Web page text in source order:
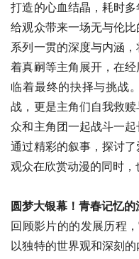
打造的心血结晶，耗时
给观众带来一场无与伦
系列一贯的深度与内涵
着真嗣等主角展开，在
临着最终的抉择与挑战
战，更是主角们自我救
众和主角团一起战斗一
通过精彩的叙事，探讨
观众在欣赏动漫的同时，
圆梦大银幕！青春记忆的
回顾影片的的发展历程
以独特的世界观和深刻